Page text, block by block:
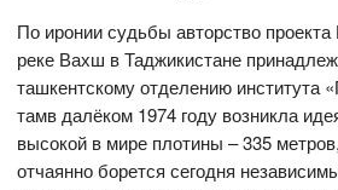
По иронии судьбы авторство
реке Вахш в Таджикистане
ташкентскому отделению института
тамв далёком 1974 году возникла
высокой в мире плотины – 335
отчаянно борется сегодня